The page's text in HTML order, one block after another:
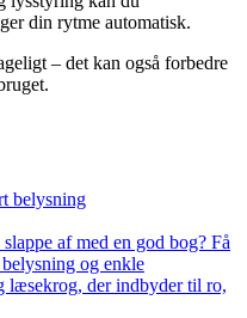
din rytme automatisk.
– det kan også forbedre
belysning
af med en god bog? Få
og enkle
læsekrog, der indbyder til ro,